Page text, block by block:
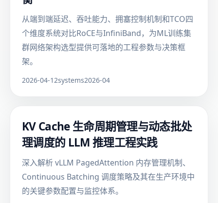
从端到端延迟、吞吐能力、拥塞控制机制和TCO四
个维度系统对比RoCE与InfiniBand，为ML训练集
群网络架构选型提供可落地的工程参数与决策框
架。
2026-04-12systems2026-04
KV Cache 生命周期管理与动态批处
理调度的 LLM 推理工程实践
深入解析 vLLM PagedAttention 内存管理机制、
Continuous Batching 调度策略及其在生产环境中
的关键参数配置与监控体系。